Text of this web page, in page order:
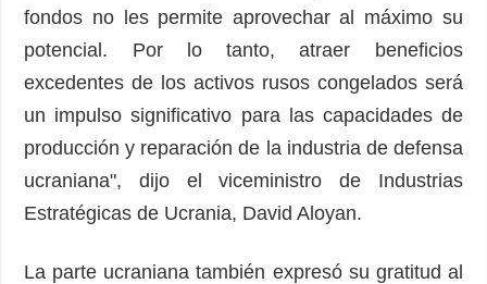
fondos no les permite aprovechar al máximo su
potencial. Por lo tanto, atraer beneficios
excedentes de los activos rusos congelados será
un impulso significativo para las capacidades de
producción y reparación de la industria de defensa
ucraniana", dijo el viceministro de Industrias
Estratégicas de Ucrania, David Aloyan.
La parte ucraniana también expresó su gratitud al